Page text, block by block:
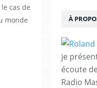
cas de
monde
À
je
écoute
Radio